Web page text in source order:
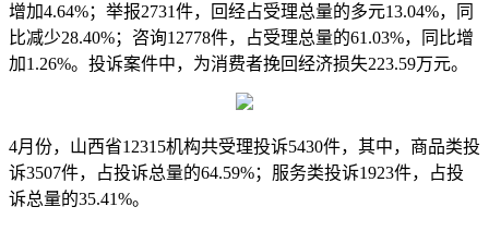
增加4.64%；举报2731件，回经占受理总量的多元13.04%，同
比减少28.40%；咨询12778件，占受理总量的61.03%，同比增
加1.26%。投诉案件中，为消费者挽回经济损失223.59万元。
4月份，山西省12315机构共受理投诉5430件，其中，商品类投
诉3507件，占投诉总量的64.59%；服务类投诉1923件，占投
诉总量的35.41%。